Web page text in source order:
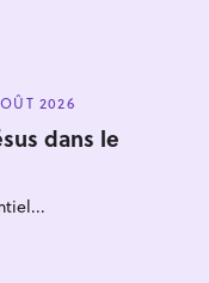
2026
dans le